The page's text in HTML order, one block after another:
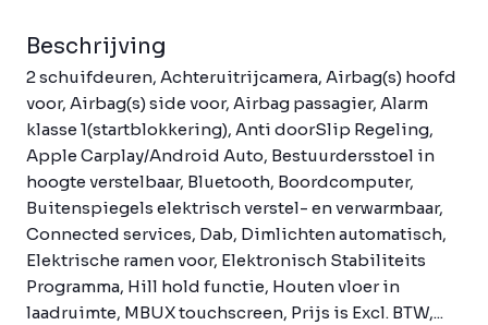
Beschrijving
2 schuifdeuren, Achteruitrijcamera, Airbag(s) hoofd
voor, Airbag(s) side voor, Airbag passagier, Alarm
klasse 1(startblokkering), Anti doorSlip Regeling,
Apple Carplay/Android Auto, Bestuurdersstoel in
hoogte verstelbaar, Bluetooth, Boordcomputer,
Buitenspiegels elektrisch verstel- en verwarmbaar,
Connected services, Dab, Dimlichten automatisch,
Elektrische ramen voor, Elektronisch Stabiliteits
Programma, Hill hold functie, Houten vloer in
laadruimte, MBUX touchscreen, Prijs is Excl. BTW,...